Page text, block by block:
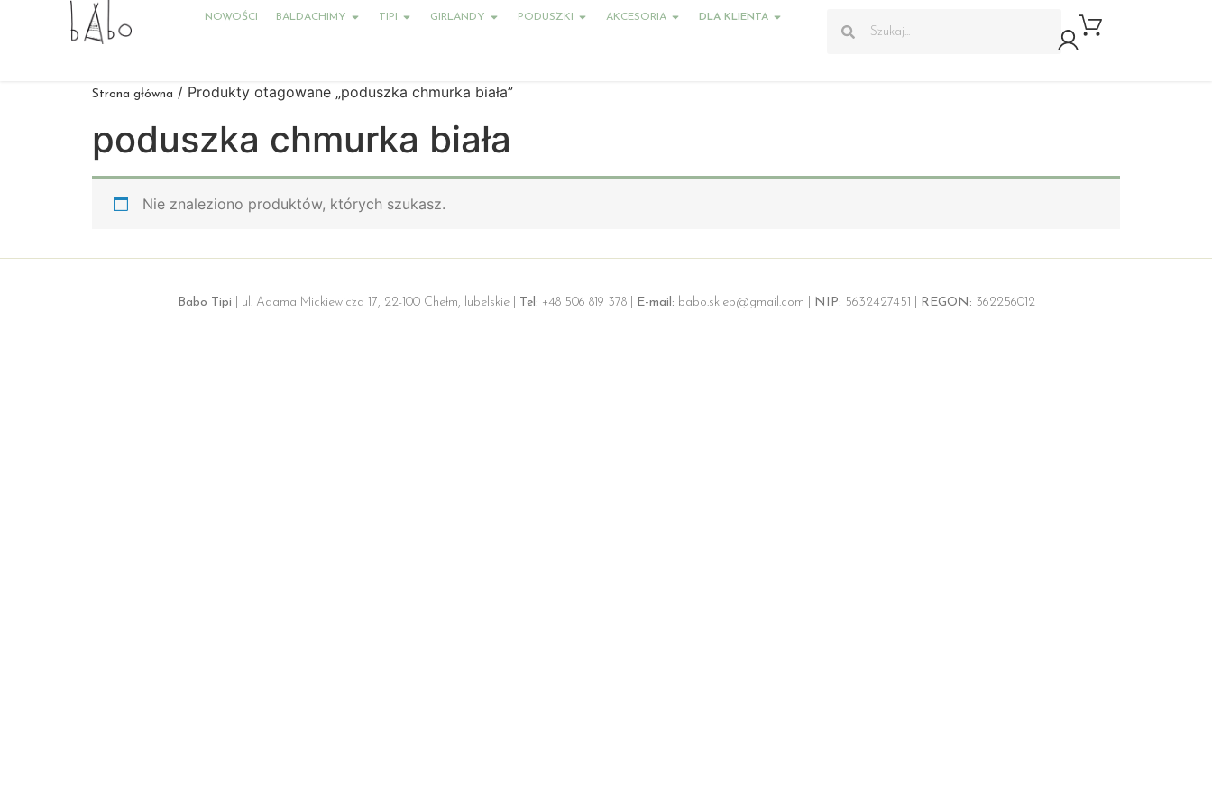
NOWOŚCI BALDACHIMY TIPI GIRLANDY PODUSZKI AKCESORIA DLA KLIENTA
Strona główna / Produkty otagowane „poduszka chmurka biała”
poduszka chmurka biała
Nie znaleziono produktów, których szukasz.
Babo Tipi | ul. Adama Mickiewicza 17, 22-100 Chełm, lubelskie | Tel: +48 506 819 378 | E-mail: babo.sklep@gmail.com | NIP: 5632427451 | REGON: 362256012